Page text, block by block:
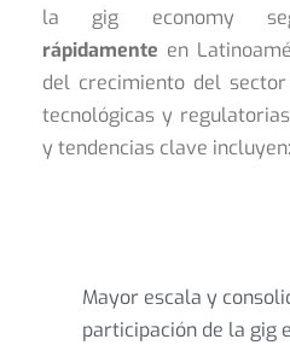
la gig economy
rápidamente en
del crecimiento del
tecnológicas y
y tendencias clave incluyen:
Mayor escala y
participación de la gig